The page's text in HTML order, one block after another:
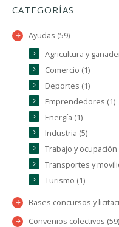
CATEGORÍAS
Ayudas (59)
Agricultura y
Comercio (1)
Deportes (1)
Emprendedores (1)
Energía (1)
Industria (5)
Trabajo y ocupación
Transportes y
Turismo (1)
Bases concursos y
Convenios colectivos (59)